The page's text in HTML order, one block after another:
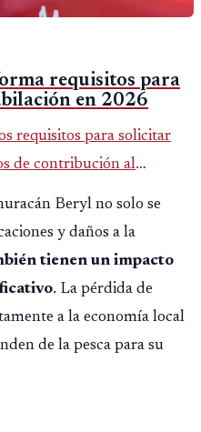
requisitos para
en 2026
requisitos para solicitar
de contribución al
20 años de servicio sin
Beryl no solo se
y daños a la
tienen un impacto
. La pérdida de
a la economía local
de la pesca para su